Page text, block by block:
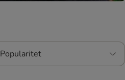
Popularitet